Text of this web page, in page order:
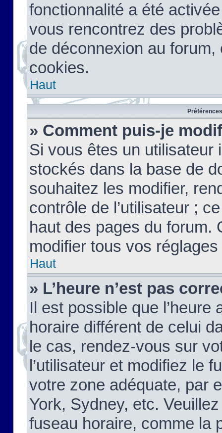
fonctionnalité a été
vous rencontrez des
de déconnexion au
cookies.
Haut
» Comment puis-je
Si vous êtes un
stockés dans la base de
souhaitez les modifier,
contrôle de l’utilisateur ;
haut des pages du forum.
modifier tous vos
Haut
» L’heure n’est pas
Il est possible que
horaire différent de celui
le cas, rendez-vous sur
l’utilisateur et modifiez le
votre zone adéquate, par
York, Sydney, etc.
fuseau horaire, comme la